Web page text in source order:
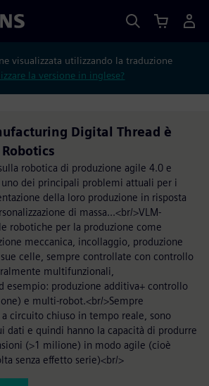
visualizzata utilizzando la traduzione
la versione in inglese?
Digital Thread è
robotica di produzione agile 4.0 e
dei principali problemi attuali per i
della loro produzione in risposta
di massa...<br/>VLM-
robotiche per la produzione come
meccanica, incollaggio, produzione
celle, sempre controllate con controllo
multifunzionali,
esempio: produzione additiva+ controllo
e multi-robot.<br/>Sempre
circuito chiuso in tempo reale, sono
dati e quindi hanno la capacità di produrre
(>1 milione) in modo agile (cioè
senza effetto serie)<br/>